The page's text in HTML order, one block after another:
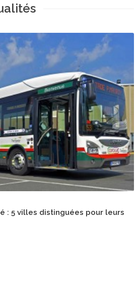
: 5 villes distinguées pour leurs